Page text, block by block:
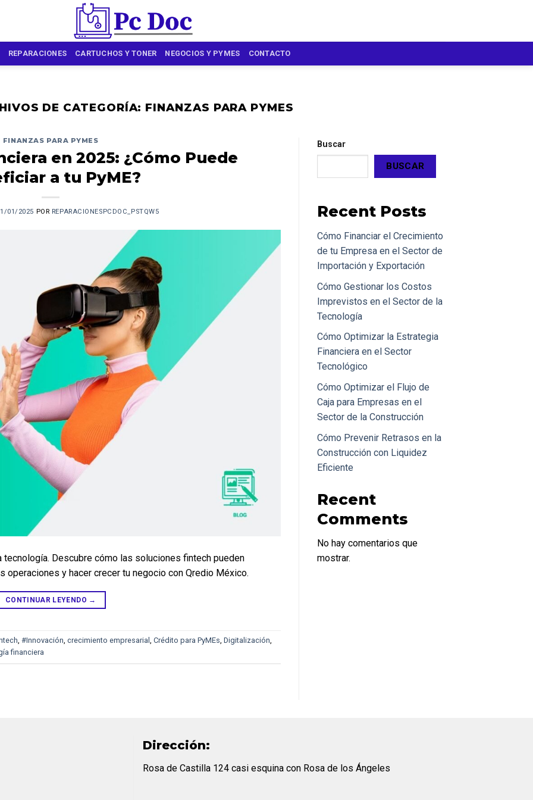
REPARACIONES CARTUCHOS Y TONER NEGOCIOS Y PYMES CONTACTO
DE CATEGORÍA: FINANZAS PARA PYMES
FINANZAS PARA PYMES
en 2025: ¿Cómo Puede
a tu PyME?
01/2025 POR REPARACIONESPCDOC_PSTQW5
Descubre cómo las soluciones fintech pueden
y hacer crecer tu negocio con Qredio México.
CONTINUAR LEYENDO →
, #Innovación, crecimiento empresarial , Crédito para PyMEs, Digitalización,
financiera
Buscar
BUSCAR
Recent Posts
Cómo Financiar el Crecimiento
de tu Empresa en el Sector de
Importación y Exportación
Cómo Gestionar los Costos
Imprevistos en el Sector de la
Tecnología
Cómo Optimizar la Estrategia
Financiera en el Sector
Tecnológico
Cómo Optimizar el Flujo de
Caja para Empresas en el
Sector de la Construcción
Cómo Prevenir Retrasos en la
Construcción con Liquidez
Eficiente
Recent
Comments
No hay comentarios que
mostrar.
Dirección:
Rosa de Castilla 124 casi esquina con Rosa de los Ángeles